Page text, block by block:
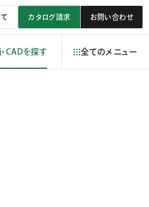
カタログ請求 お問い合わせ
CADを探す 全てのメニュー